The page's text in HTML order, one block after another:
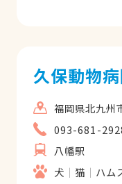
久保動物
福岡県北九州
093-681-
八幡駅
犬
猫 ハム